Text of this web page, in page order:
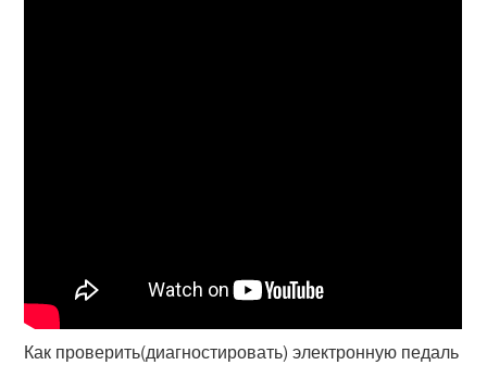
Как проверить(диагностировать) электронную педаль